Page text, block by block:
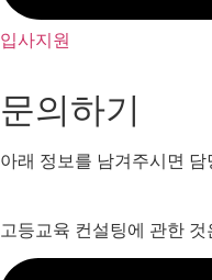
입사지원
문의하기
아래 정보를 남겨주시면
고등교육 컨설팅에 관한